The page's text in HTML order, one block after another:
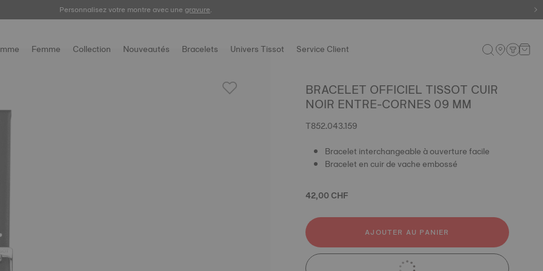
Personnalisez votre montre avec une gravure.
Enregistrez votre montre
Femme Collection Nouveautés Bracelets Univers Tissot Service Client
BRACELET OFFICIEL TISSOT CUIR
NOIR ENTRE-CORNES 09 MM
T852.043.159
Bracelet interchangeable à ouverture facile
Bracelet en cuir de vache embossé
42,00 CHF
AJOUTER AU PANIER